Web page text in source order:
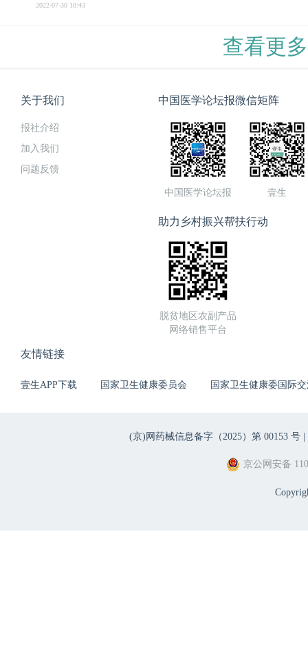
2022-07-30 10:43
查看更多
关于我们
报社介绍
加入我们
问题反馈
中国医学论坛报微信矩阵
中国医学论坛报 壹生
助力乡村振兴帮扶行动
脱贫地区农副产品
网络销售平台
友情链接
壹生APP下载 国家卫生健康委员会 国家卫生健康委国际
(京)网药械信息备字（2025）第 00153 号 |
京公网安备